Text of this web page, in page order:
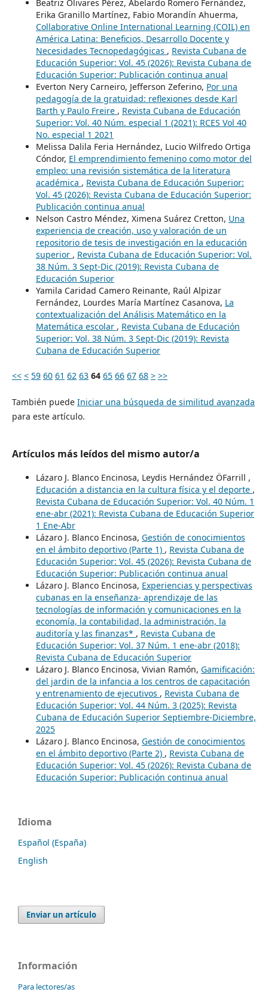
Beatriz Olivares Pérez, Abelardo Romero Fernández,
Erika Granillo Martínez, Fabio Morandín Ahuerma,
Collaborative Online International Learning (COIL) en
América Latina: Beneficios, Desarrollo Docente y
Necesidades Tecnopedagógicas , Revista Cubana de
Educación Superior: Vol. 45 (2026): Revista Cubana de
Educación Superior: Publicación continua anual
Everton Nery Carneiro, Jefferson Zeferino, Por una
pedagogía de la gratuidad: reflexiones desde Karl
Barth y Paulo Freire , Revista Cubana de Educación
Superior: Vol. 40 Núm. especial 1 (2021): RCES Vol 40
No. especial 1 2021
Melissa Dalila Feria Hernández, Lucio Wilfredo Ortiga
Cóndor, El emprendimiento femenino como motor del
empleo: una revisión sistemática de la literatura
académica , Revista Cubana de Educación Superior:
Vol. 45 (2026): Revista Cubana de Educación Superior:
Publicación continua anual
Nelson Castro Méndez, Ximena Suárez Cretton, Una
experiencia de creación, uso y valoración de un
repositorio de tesis de investigación en la educación
superior , Revista Cubana de Educación Superior: Vol.
38 Núm. 3 Sept-Dic (2019): Revista Cubana de
Educación Superior
Yamila Caridad Camero Reinante, Raúl Alpizar
Fernández, Lourdes María Martínez Casanova, La
contextualización del Análisis Matemático en la
Matemática escolar , Revista Cubana de Educación
Superior: Vol. 38 Núm. 3 Sept-Dic (2019): Revista
Cubana de Educación Superior
<< < 59 60 61 62 63 64 65 66 67 68 > >>
También puede Iniciar una búsqueda de similitud avanzada
para este artículo.
Artículos más leídos del mismo autor/a
Lázaro J. Blanco Encinosa, Leydis Hernández ÖFarrill ,
Educación a distancia en la cultura física y el deporte ,
Revista Cubana de Educación Superior: Vol. 40 Núm. 1
ene-abr (2021): Revista Cubana de Educación Superior
1 Ene-Abr
Lázaro J. Blanco Encinosa, Gestión de conocimientos
en el ámbito deportivo (Parte 1) , Revista Cubana de
Educación Superior: Vol. 45 (2026): Revista Cubana de
Educación Superior: Publicación continua anual
Lázaro J. Blanco Encinosa, Experiencias y perspectivas
cubanas en la enseñanza- aprendizaje de las
tecnologías de información y comunicaciones en la
economía, la contabilidad, la administración, la
auditoría y las finanzas* , Revista Cubana de
Educación Superior: Vol. 37 Núm. 1 ene-abr (2018):
Revista Cubana de Educación Superior
Lázaro J. Blanco Encinosa, Vivian Ramón, Gamificación:
del jardin de la infancia a los centros de capacitación
y entrenamiento de ejecutivos , Revista Cubana de
Educación Superior: Vol. 44 Núm. 3 (2025): Revista
Cubana de Educación Superior Septiembre-Diciembre,
2025
Lázaro J. Blanco Encinosa, Gestión de conocimientos
en el ámbito deportivo (Parte 2) , Revista Cubana de
Educación Superior: Vol. 45 (2026): Revista Cubana de
Educación Superior: Publicación continua anual
Idioma
Español (España)
English
Enviar un artículo
Información
Para lectores/as